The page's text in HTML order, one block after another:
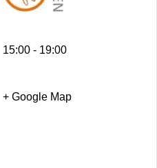
15:00 - 19:00
+ Google Map